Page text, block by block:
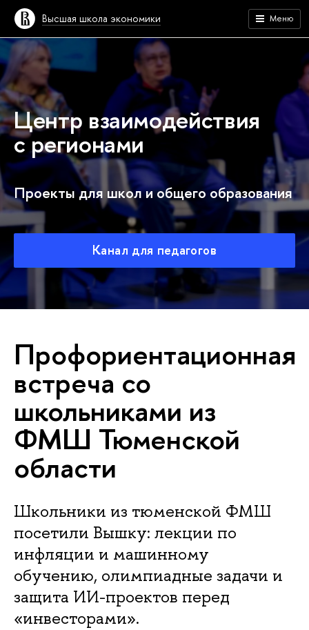
Высшая школа экономики Меню
Центр взаимодействия
с регионами
Проекты для школ и общего образования
Канал для педагогов
Профориентационная
встреча со
школьниками из
ФМШ Тюменской
области
Школьники из тюменской ФМШ
посетили Вышку: лекции по
инфляции и машинному
обучению, олимпиадные задачи и
защита ИИ-проектов перед
«инвесторами».